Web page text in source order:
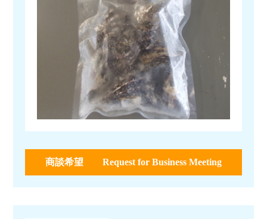
商談希望 Request for Business Meeting